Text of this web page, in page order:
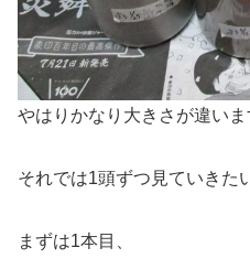
やはりかなり大きさが違いま
それでは1頭ずつ見ていきた
まずは1本目、